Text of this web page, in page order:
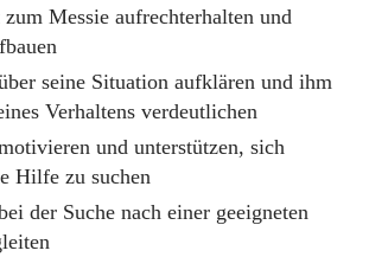
Messie aufrechterhalten und
seine Situation aufklären und ihm
Verhaltens verdeutlichen
und unterstützen, sich
Hilfe zu suchen
der Suche nach einer geeigneten